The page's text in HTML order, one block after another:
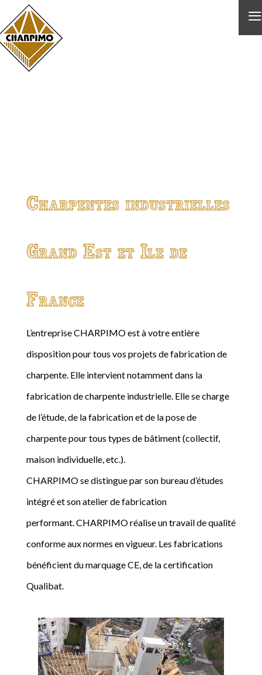
≡
Charpentes industrielles
Grand Est et Ile de
France
L’entreprise CHARPIMO est à votre entière
disposition pour tous vos projets de fabrication de
charpente. Elle intervient notamment dans la
fabrication de charpente industrielle. Elle se charge
de l’étude, de la fabrication et de la pose de
charpente pour tous types de bâtiment (collectif,
maison individuelle, etc.).
CHARPIMO se distingue par son bureau d’études
intégré et son atelier de fabrication
performant. CHARPIMO réalise un travail de qualité
conforme aux normes en vigueur. Les fabrications
bénéficient du marquage CE, de la certification
Qualibat.